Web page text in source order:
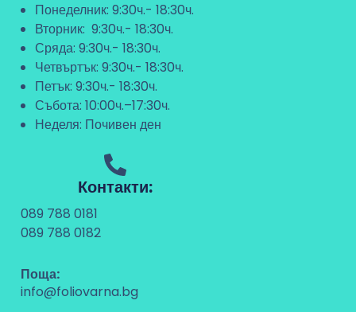
Понеделник: 9:30ч.- 18:30ч.
Вторник: 9:30ч.- 18:30ч.
Сряда: 9:30ч.- 18:30ч.
Четвъртък: 9:30ч.- 18:30ч.
Петък: 9:30ч.- 18:30ч.
Събота: 10:00ч.–17:30ч.
Неделя: Почивен ден
Контакти:
089 788 0181
089 788 0182
Поща:
info@foliovarna.bg